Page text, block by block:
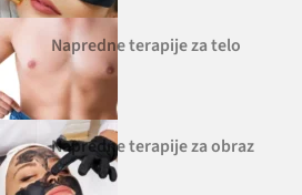
Napredne terapije za telo
Napredne terapije za obraz